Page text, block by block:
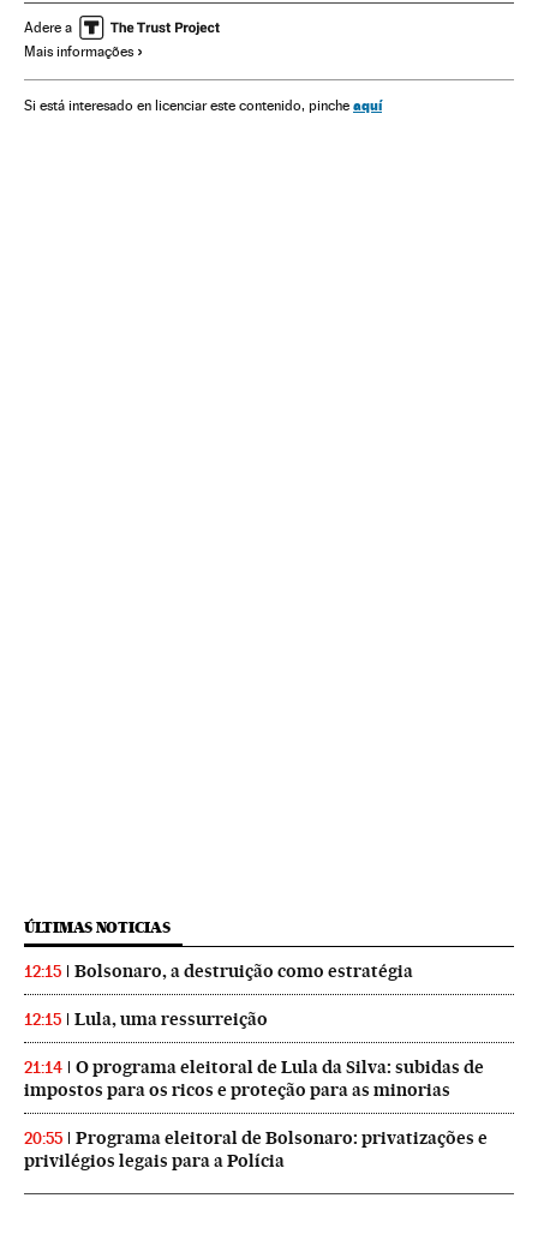
Competições América do Sul
América
Adere a
Mais informações
Si está interesado en licenciar este contenido, pinche aquí
ÚLTIMAS NOTICIAS
12:15 Bolsonaro, a destruição como estratégia
12:15 Lula, uma ressurreição
21:14
O programa eleitoral de Lula da Silva: subidas de
impostos para os ricos e proteção para as minorias
20:55
Programa eleitoral de Bolsonaro: privatizações e
privilégios legais para a Polícia